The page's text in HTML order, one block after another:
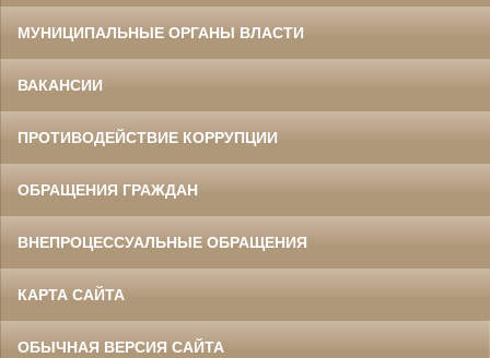
МУНИЦИПАЛЬНЫЕ ОРГАНЫ ВЛАСТИ
ВАКАНСИИ
ПРОТИВОДЕЙСТВИЕ КОРРУПЦИИ
ОБРАЩЕНИЯ ГРАЖДАН
ВНЕПРОЦЕССУАЛЬНЫЕ ОБРАЩЕНИЯ
КАРТА САЙТА
ОБЫЧНАЯ ВЕРСИЯ САЙТА